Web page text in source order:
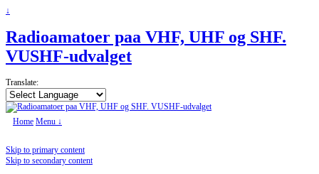
↓
Radioamatoer paa VHF, UHF og SHF.
VUSHF-udvalget
Translate:
Home Menu ↓
Skip to primary content
Skip to secondary content